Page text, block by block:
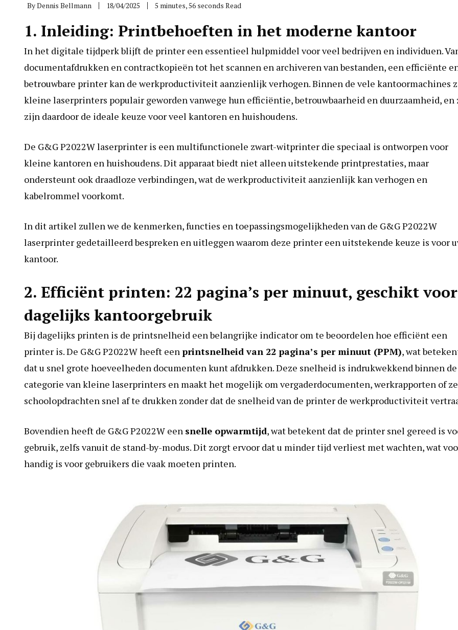
ByDennis Bellmann 18/04/2025 5 minutes, 56 seconds Read
1. Inleiding: Printbehoeften in het moderne kantoor
In het digitale tijdperk blijft de printer een essentieel hulpmiddel voor veel bedrijven en individuen.
documentafdrukken en contractkopieën tot het scannen en archiveren van bestanden, een efficiënte
betrouwbare printer kan de werkproductiviteit aanzienlijk verhogen. Binnen de vele kantoormachines
kleine laserprinters populair geworden vanwege hun efficiëntie, betrouwbaarheid en duurzaamheid, en
zijn daardoor de ideale keuze voor veel kantoren en huishoudens.
De G&G P2022W laserprinter is een multifunctionele zwart-witprinter die speciaal is ontworpen voor
kleine kantoren en huishoudens. Dit apparaat biedt niet alleen uitstekende printprestaties, maar
ondersteunt ook draadloze verbindingen, wat de werkproductiviteit aanzienlijk kan verhogen en
kabelrommel voorkomt.
In dit artikel zullen we de kenmerken, functies en toepassingsmogelijkheden van de G&G P2022W
laserprinter gedetailleerd bespreken en uitleggen waarom deze printer een uitstekende keuze is voor
kantoor.
2. Efficiënt printen: 22 pagina’s per minuut, geschikt voor
dagelijks kantoorgebruik
Bij dagelijks printen is de printsnelheid een belangrijke indicator om te beoordelen hoe efficiënt een
printer is. De G&G P2022W heeft eenprintsnelheid van 22 pagina’s per minuut (PPM), wat
dat u snel grote hoeveelheden documenten kunt afdrukken. Deze snelheid is indrukwekkend binnen de
categorie van kleine laserprinters en maakt het mogelijk om vergaderdocumenten, werkrapporten of
schoolopdrachten snel af te drukken zonder dat de snelheid van de printer de werkproductiviteit
Bovendien heeft de G&G P2022W een snelle opwarmtijd, wat betekent dat de printer snel gereed is
gebruik, zelfs vanuit de stand-by-modus. Dit zorgt ervoor dat u minder tijd verliest met wachten, wat
handig is voor gebruikers die vaak moeten printen.